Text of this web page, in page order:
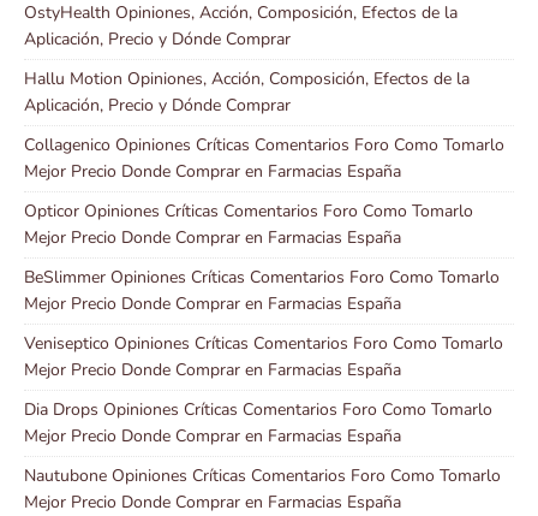
OstyHealth Opiniones, Acción, Composición, Efectos de la
Aplicación, Precio y Dónde Comprar
Hallu Motion Opiniones, Acción, Composición, Efectos de la
Aplicación, Precio y Dónde Comprar
Collagenico Opiniones Críticas Comentarios Foro Como Tomarlo
Mejor Precio Donde Comprar en Farmacias España
Opticor Opiniones Críticas Comentarios Foro Como Tomarlo
Mejor Precio Donde Comprar en Farmacias España
BeSlimmer Opiniones Críticas Comentarios Foro Como Tomarlo
Mejor Precio Donde Comprar en Farmacias España
Veniseptico Opiniones Críticas Comentarios Foro Como Tomarlo
Mejor Precio Donde Comprar en Farmacias España
Dia Drops Opiniones Críticas Comentarios Foro Como Tomarlo
Mejor Precio Donde Comprar en Farmacias España
Nautubone Opiniones Críticas Comentarios Foro Como Tomarlo
Mejor Precio Donde Comprar en Farmacias España